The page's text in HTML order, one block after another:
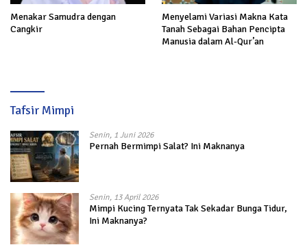
Menakar Samudra dengan
Cangkir
Menyelami Variasi Makna Kata
Tanah Sebagai Bahan Pencipta
Manusia dalam Al-Qur’an
Tafsir Mimpi
Senin, 1 Juni 2026
Pernah Bermimpi Salat? Ini Maknanya
Senin, 13 April 2026
Mimpi Kucing Ternyata Tak Sekadar Bunga Tidur,
Ini Maknanya?